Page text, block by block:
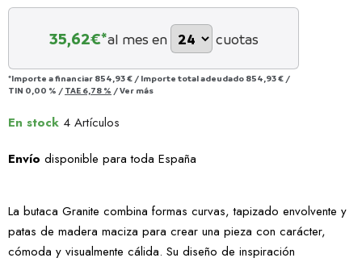
35,62€*al mes en cuotas
*Importe a financiar 854,93 € / Importe total adeudado 854,93 € /
TIN 0,00 % / TAE 6,78 % /Ver más
En stock 4 Artículos
Envío disponible para toda España
La butaca Granite combina formas curvas, tapizado envolvente y
patas de madera maciza para crear una pieza con carácter,
cómoda y visualmente cálida. Su diseño de inspiración